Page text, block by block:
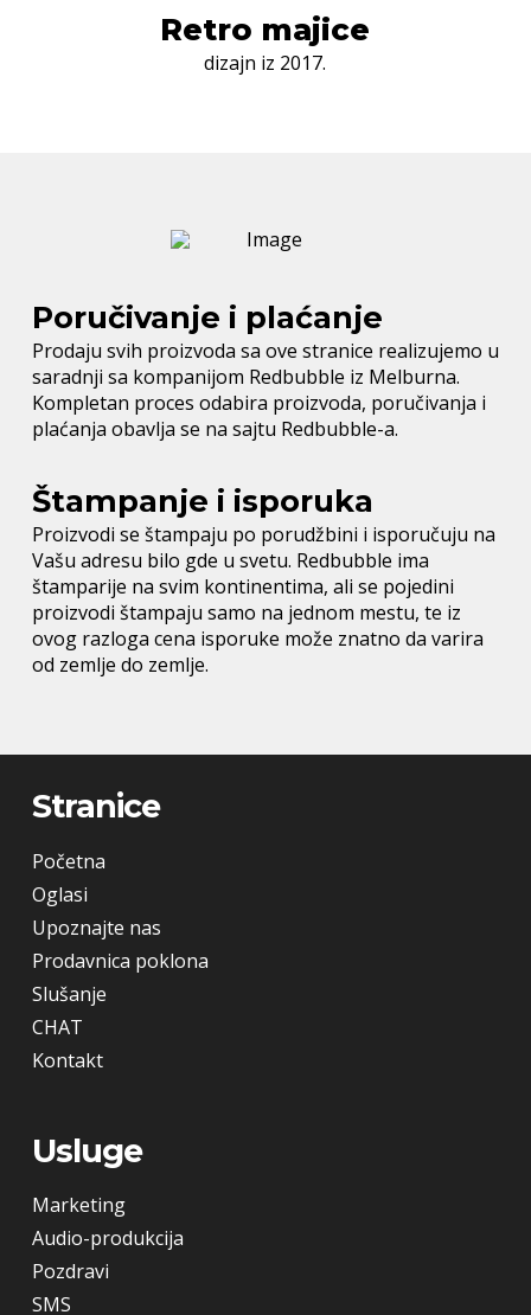
Retro majice
dizajn iz 2017.
Poručivanje i plaćanje
Prodaju svih proizvoda sa ove stranice realizujemo u
saradnji sa kompanijom Redbubble iz Melburna.
Kompletan proces odabira proizvoda, poručivanja i
plaćanja obavlja se na sajtu Redbubble-a.
Štampanje i isporuka
Proizvodi se štampaju po porudžbini i isporučuju na
Vašu adresu bilo gde u svetu. Redbubble ima
štamparije na svim kontinentima, ali se pojedini
proizvodi štampaju samo na jednom mestu, te iz
ovog razloga cena isporuke može znatno da varira
od zemlje do zemlje.
Stranice
Početna
Oglasi
Upoznajte nas
Prodavnica poklona
Slušanje
CHAT
Kontakt
Usluge
Marketing
Audio-produkcija
Pozdravi
SMS